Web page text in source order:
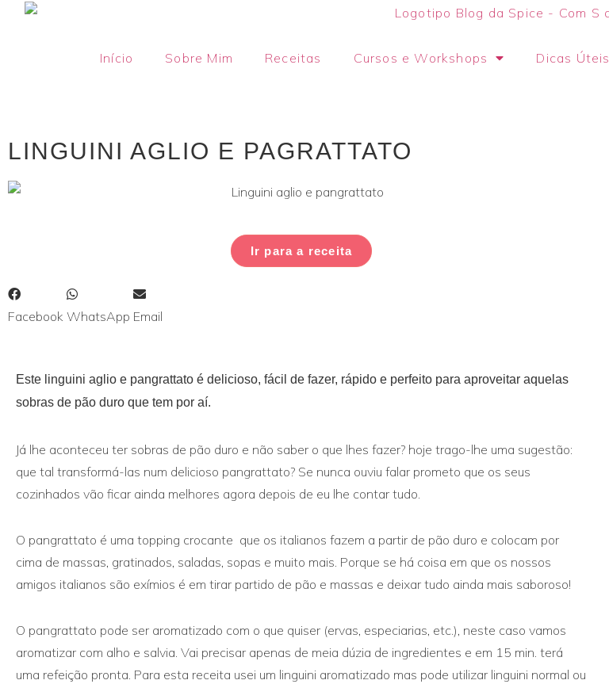
Início Sobre Mim Receitas Cursos e Workshops Dicas Úteis
LINGUINI AGLIO E PAGRATTATO
Ir para a receita
Facebook WhatsApp Email
Este linguini aglio e pangrattato é delicioso, fácil de fazer, rápido e perfeito para aproveitar aquelas
sobras de pão duro que tem por aí.
Já lhe aconteceu ter sobras de pão duro e não saber o que lhes fazer? hoje trago-lhe uma sugestão:
que tal transformá-las num delicioso pangrattato? Se nunca ouviu falar prometo que os seus
cozinhados vão ficar ainda melhores agora depois de eu lhe contar tudo.
O pangrattato é uma topping crocante que os italianos fazem a partir de pão duro e colocam por
cima de massas, gratinados, saladas, sopas e muito mais. Porque se há coisa em que os nossos
amigos italianos são exímios é em tirar partido de pão e massas e deixar tudo ainda mais saboroso!
O pangrattato pode ser aromatizado com o que quiser (ervas, especiarias, etc.), neste caso vamos
aromatizar com alho e salvia. Vai precisar apenas de meia dúzia de ingredientes e em 15 min. terá
uma refeição pronta. Para esta receita usei um linguini aromatizado mas pode utilizar linguini normal ou